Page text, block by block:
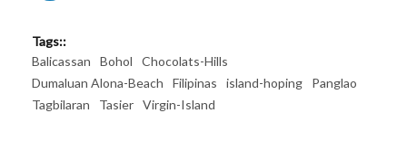
Tags::
Balicassan
Bohol
Chocolats-Hills
Dumaluan Alona-Beach
Filipinas island-hoping
Panglao
Tagbilaran
Tasier Virgin-Island